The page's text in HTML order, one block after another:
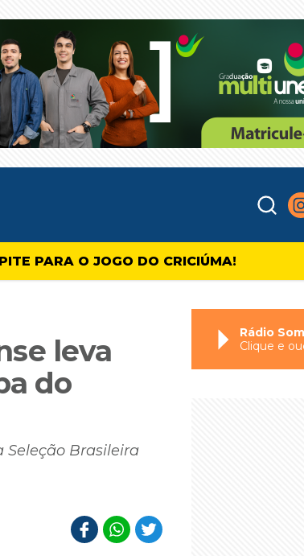
PARA O JOGO DO CRICIÚMA!
leva
do
Seleção Brasileira
Rádio
Clique e